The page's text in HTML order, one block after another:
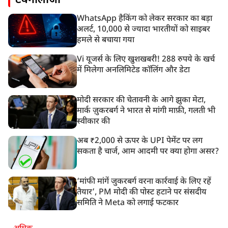
WhatsApp हैकिंग को लेकर सरकार का बड़ा
अलर्ट, 10,000 से ज्यादा भारतीयों को साइबर
हमले से बचाया गया
Vi यूजर्स के लिए खुशखबरी! 288 रुपये के खर्च
में मिलेगा अनलिमिटेड कॉलिंग और डेटा
मोदी सरकार की चेतावनी के आगे झुका मेटा,
मार्क ज़ुकरबर्ग ने भारत से मांगी माफ़ी, गलती भी
स्वीकार की
अब ₹2,000 से ऊपर के UPI पेमेंट पर लग
सकता है चार्ज, आम आदमी पर क्या होगा असर?
‘मांफी मांगें जुकरबर्ग वरना कार्रवाई के लिए रहें
तैयार’, PM मोदी की पोस्ट हटाने पर संसदीय
समिति ने Meta को लगाई फटकार